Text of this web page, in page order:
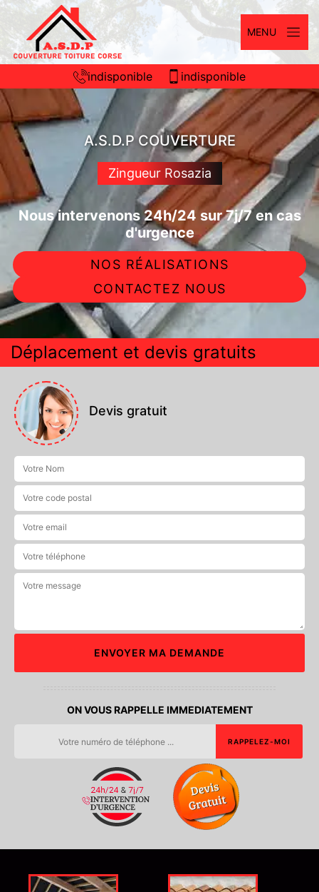
MENU
indisponible indisponible
A.S.D.P COUVERTURE
Zingueur Rosazia
Nous intervenons 24h/24 sur 7j/7 en cas
d'urgence
NOS RÉALISATIONS
CONTACTEZ NOUS
Déplacement et devis gratuits
Devis gratuit
ON VOUS RAPPELLE IMMEDIATEMENT